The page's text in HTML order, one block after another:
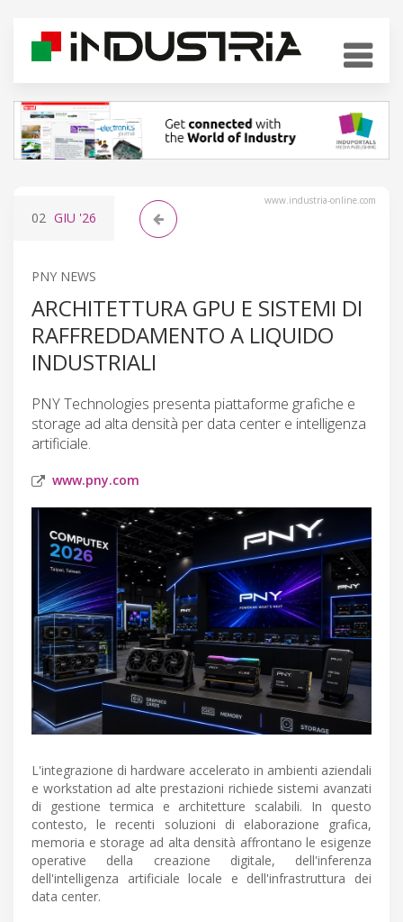
www.industria-online.com
02 GIU '26
PNY NEWS
ARCHITETTURA GPU E SISTEMI DI
RAFFREDDAMENTO A LIQUIDO
INDUSTRIALI
PNY Technologies presenta piattaforme grafiche e
storage ad alta densità per data center e intelligenza
artificiale.
www.pny.com
L'integrazione di hardware accelerato in ambienti aziendali
e workstation ad alte prestazioni richiede sistemi avanzati
di gestione termica e architetture scalabili. In questo
contesto, le recenti soluzioni di elaborazione grafica,
memoria e storage ad alta densità affrontano le esigenze
operative della creazione digitale, dell'inferenza
dell'intelligenza artificiale locale e dell'infrastruttura dei
data center.